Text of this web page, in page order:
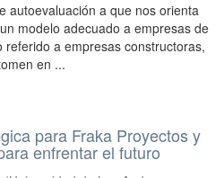
autoevaluación a que nos orienta
modelo adecuado a empresas de
a empresas constructoras,
en ...
para Fraka Proyectos y
enfrentar el futuro